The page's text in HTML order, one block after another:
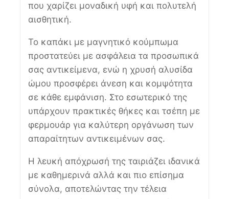
που χαρίζει μοναδική υφή και πολυτελή
αισθητική.
Το καπάκι με μαγνητικό κούμπωμα
προστατεύει με ασφάλεια τα προσωπικά
σας αντικείμενα, ενώ η χρυσή αλυσίδα
ώμου προσφέρει άνεση και κομψότητα
σε κάθε εμφάνιση. Στο εσωτερικό της
υπάρχουν πρακτικές θήκες και τσέπη με
φερμουάρ για καλύτερη οργάνωση των
απαραίτητων αντικειμένων σας.
Η λευκή απόχρωσή της ταιριάζει ιδανικά
με καθημερινά αλλά και πιο επίσημα
σύνολα, αποτελώντας την τέλεια